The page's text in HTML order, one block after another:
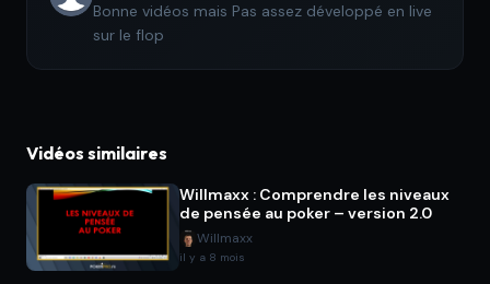
Bonne vidéos mais Pas assez développé en live
sur le flop
Vidéos similaires
Willmaxx : Comprendre les niveaux
de pensée au poker – version 2.0
Willmaxx
il y a 8 mois